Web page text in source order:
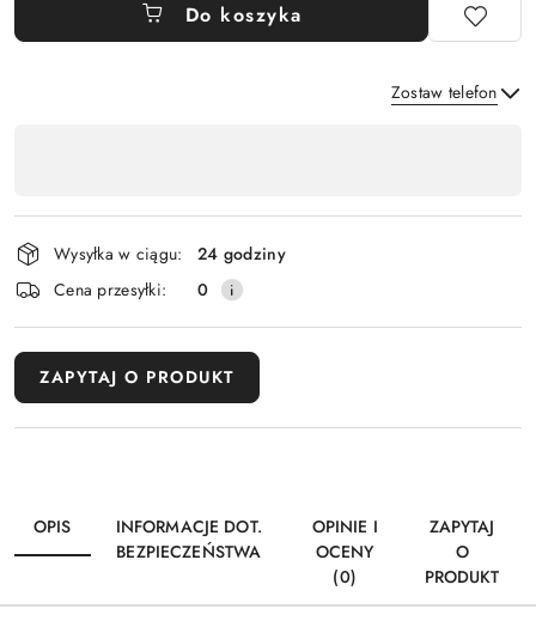
Do koszyka
Zostaw telefon
płatność
i
dostawa
Wysyłka w ciągu:
24 godziny
Cena przesyłki:
0
ZAPYTAJ O PRODUKT
OPIS
INFORMACJE DOT.
BEZPIECZEŃSTWA
OPINIE I
OCENY
(0)
ZAPYTAJ
O
PRODUKT